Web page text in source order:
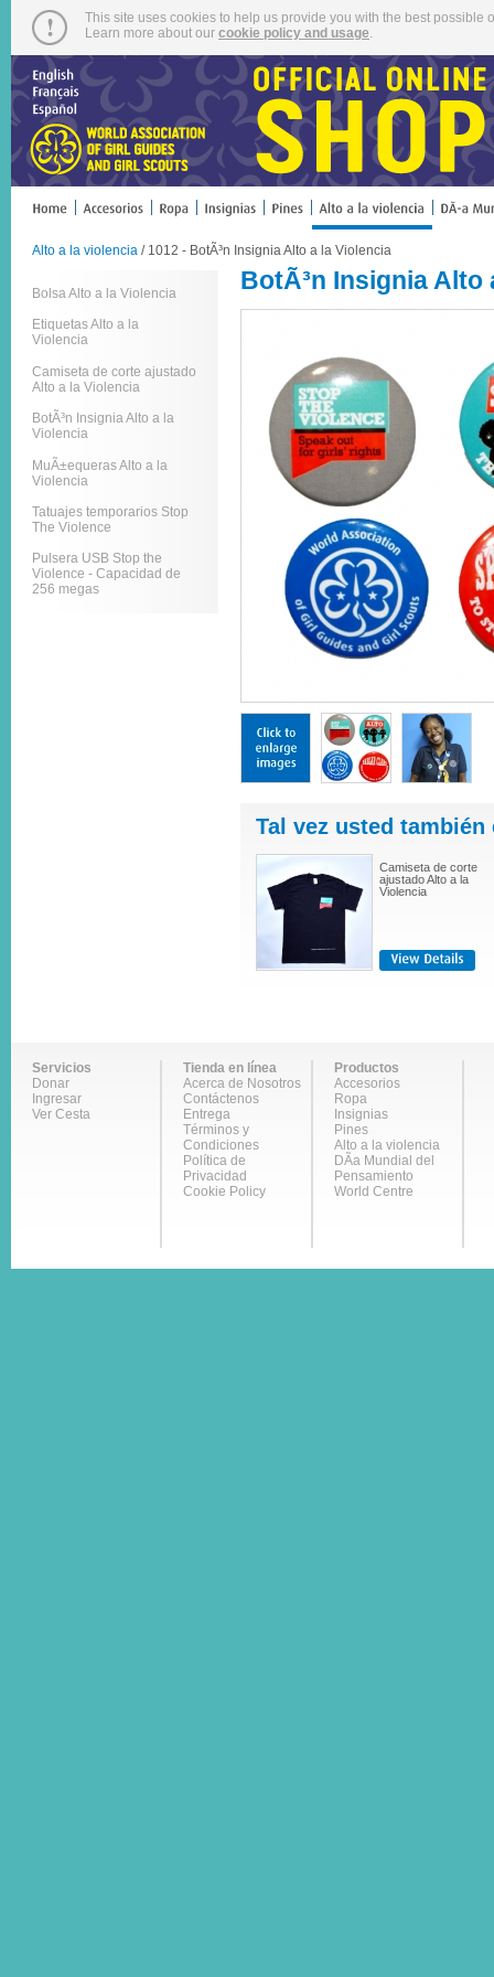
This site uses cookies to help us provide you with the best
Learn more about our cookie policy and usage
Alto a la violencia / 1012 - BotÃ³n Insignia Alto a la Violencia
Bolsa Alto a la Violencia
Etiquetas Alto a la
Violencia
Camiseta de corte ajustado
Alto a la Violencia
BotÃ³n Insignia Alto a la
Violencia
MuÃ±equeras Alto a la
Violencia
Tatuajes temporarios Stop
The Violence
Pulsera USB Stop the
Violence - Capacidad de
256 megas
BotÃ³n Insignia Alto
Tal vez usted
Camiseta de corte
ajustado Alto a la
Violencia
Servicios
Donar
Ingresar
Ver Cesta
Tienda en línea
Acerca de Nosotros
Contáctenos
Entrega
Términos y
Condiciones
Política de
Privacidad
Cookie Policy
Productos
Accesorios
Ropa
Insignias
Pines
Alto a la violencia
DÃ­a Mundial del
Pensamiento
World Centre